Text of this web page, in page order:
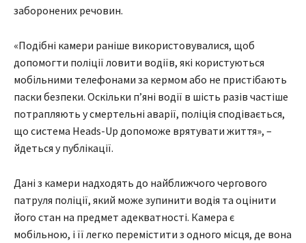
заборонених речовин.
«Подібні камери раніше використовувалися, щоб
допомогти поліції ловити водіїв, які користуються
мобільними телефонами за кермом або не пристібають
паски безпеки. Оскільки п’яні водії в шість разів частіше
потрапляють у смертельні аварії, поліція сподівається,
що система Heads-Up допоможе врятувати життя», –
йдеться у публікації.
Дані з камери надходять до найближчого чергового
патруля поліції, який може зупинити водія та оцінити
його стан на предмет адекватності. Камера є
мобільною, і її легко перемістити з одного місця, де вона